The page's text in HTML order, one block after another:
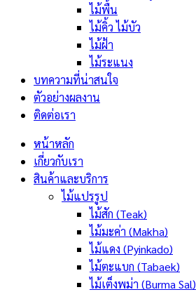
ไม้พื้น
ไม้คิ้ว ไม้บัว
ไม้ฝ้า
ไม้ระแนง
บทความที่น่าสนใจ
ตัวอย่างผลงาน
ติดต่อเรา
หน้าหลัก
เกี่ยวกับเรา
สินค้าและบริการ
ไม้แปรรูป
ไม้สัก (Teak)
ไม้มะค่า (Makha)
ไม้แดง (Pyinkado)
ไม้ตะแบก (Tabaek)
ไม้เต็งพม่า (Burma Sal)